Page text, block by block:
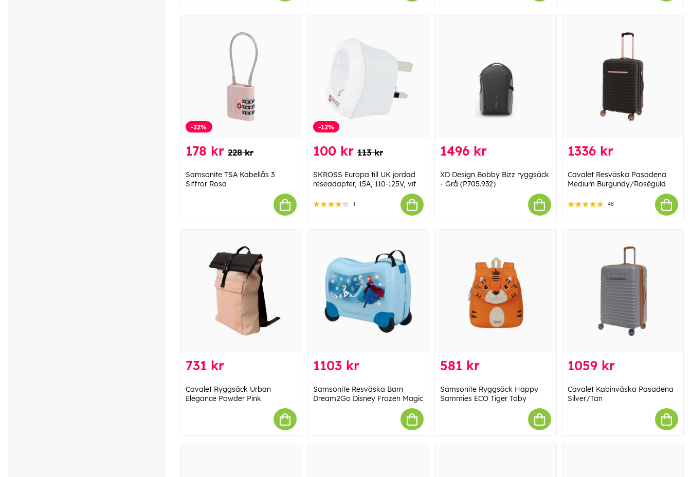
-22%
178 kr 228 kr
Samsonite TSA Kabellås 3
Siffror Rosa
-12%
100 kr 113 kr
SKROSS Europa till UK jordad
reseadapter, 15A, 110-125V, vit
1
1496 kr
XD Design Bobby Bizz ryggsäck
- Grå (P705.932)
1336 kr
Cavalet Resväska Pasadena
Medium Burgundy/Roséguld
48
731 kr
Cavalet Ryggsäck Urban
Elegance Powder Pink
1103 kr
Samsonite Resväska Barn
Dream2Go Disney Frozen Magic
581 kr
Samsonite Ryggsäck Happy
Sammies ECO Tiger Toby
1059 kr
Cavalet Kabinväska Pasadena
Silver/Tan